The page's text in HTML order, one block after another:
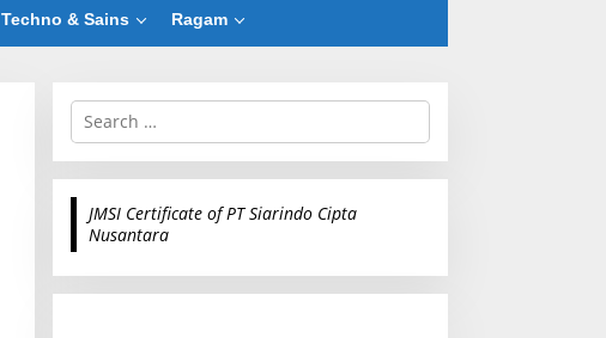
Techno & Sains Ragam
S
r
c
r
JMSI Certificate of PT Siarindo Cipta
Nusantara